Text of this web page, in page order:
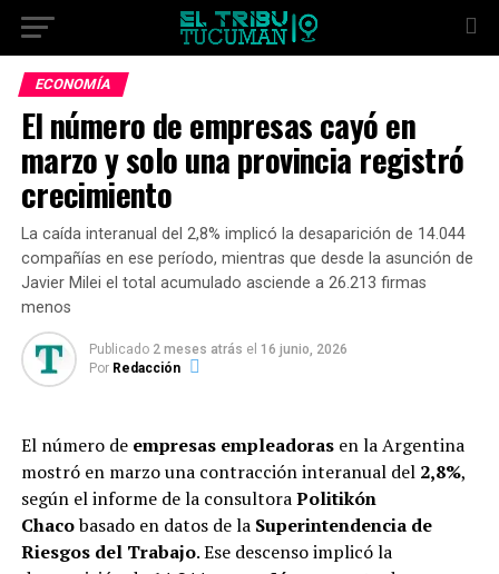
ECONOMÍA
El número de empresas cayó en
marzo y solo una provincia registró
crecimiento
La caída interanual del 2,8% implicó la desaparición de 14.044
compañías en ese período, mientras que desde la asunción de
Javier Milei el total acumulado asciende a 26.213 firmas
menos
Publicado 2 meses atrás el 16 junio, 2026
Por Redacción
El número de empresas empleadorasen la Argentina
mostró en marzo una contracción interanual del 2,8%,
según el informe de la consultoraPolitikón
Chacobasado en datos de la Superintendencia de
Riesgos del Trabajo. Ese descenso implicó la